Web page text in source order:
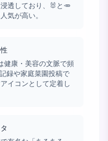
透しており、🐰と🥕
気が高い。
健康・美容の文脈で頻
録や家庭菜園投稿で
イコンとして定着し